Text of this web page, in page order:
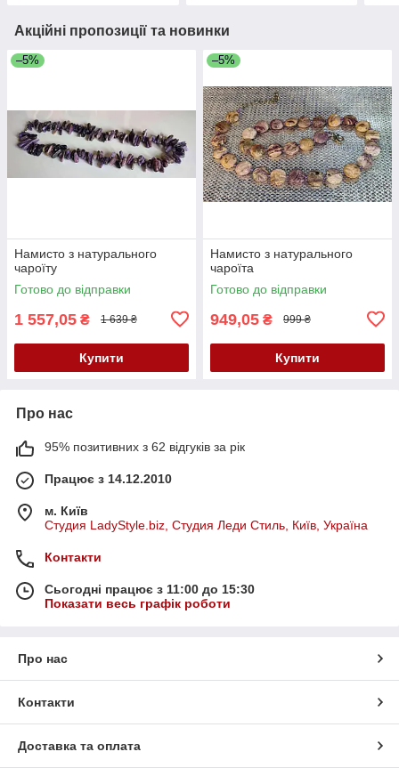
Акційні пропозиції та новинки
–5%
Намисто з натурального
чароїту
Готово до відправки
1 557,05 ₴ 1 639 ₴
Купити
–5%
Намисто з натурального
чароїта
Готово до відправки
949,05 ₴ 999 ₴
Купити
Про нас
95% позитивних з 62 відгуків за рік
Працює з 14.12.2010
м. Київ
Студия LadyStyle.biz, Студия Леди Стиль, Київ, Україна
Контакти
Сьогодні працює з 11:00 до 15:30
Показати весь графік роботи
Про нас
Контакти
Доставка та оплата